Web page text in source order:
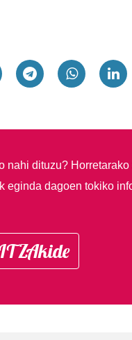
nahi dituzu?
eginda dagoen tokiko